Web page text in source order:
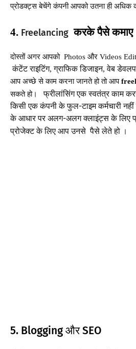
प्रोडक्ट्स बेचेंगे कंपनी आपको उतना ही अधिक
4. Freelancing करकेपैसेकमाए
दोस्तों अगर आपको Photos और Videos
कंटेंट राइटिंग, ग्राफिक डिजाइन, वेब
आप अच्छे से काम करना जानते हो तो आप
सकते हो।
फ्रीलांसिंग एक स्वतंत्र काम
किसी एक कंपनी के फुल-टाइम कर्मचारी
के आधार पर अलग-अलग क्लाइंट्स के लिए
प्रोजेक्ट के लिए आप उनसे पैसे लेते हो ।
5. Blogging और SEO